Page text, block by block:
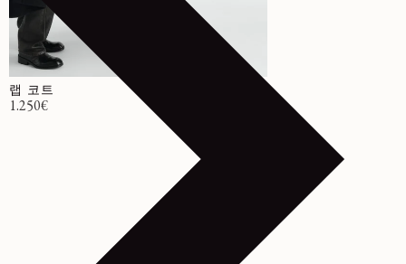
랩 코트
정가
1.250€